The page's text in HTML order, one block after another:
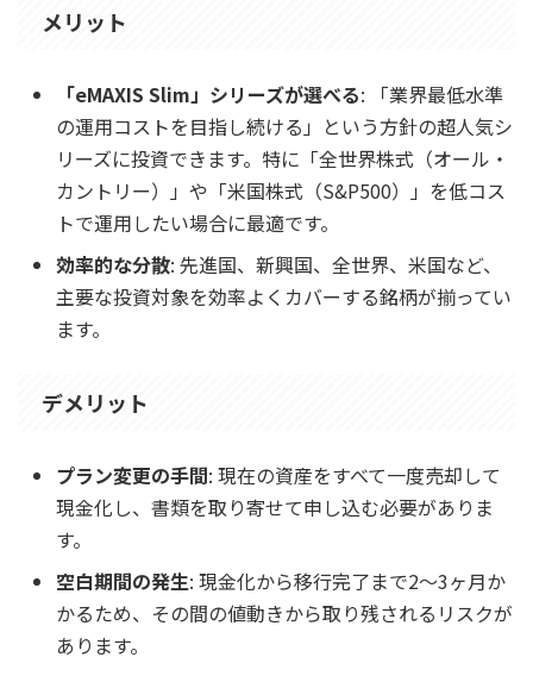
メリット
「eMAXIS Slim」シリーズが選べる: 「業界最低水準
の運用コストを目指し続ける」という方針の超人気シ
リーズに投資できます。特に「全世界株式（オール・
カントリー）」や「米国株式（S&P500）」を低コス
トで運用したい場合に最適です。
効率的な分散: 先進国、新興国、全世界、米国など、
主要な投資対象を効率よくカバーする銘柄が揃ってい
ます。
デメリット
プラン変更の手間: 現在の資産をすべて一度売却して
現金化し、書類を取り寄せて申し込む必要がありま
す。
空白期間の発生: 現金化から移行完了まで2〜3ヶ月か
かるため、その間の値動きから取り残されるリスクが
あります。